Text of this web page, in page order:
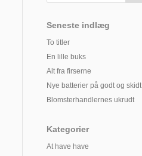
Seneste indlæg
To titler
En lille buks
Alt fra firserne
Nye batterier på godt og skidt
Blomsterhandlernes ukrudt
Kategorier
At have have